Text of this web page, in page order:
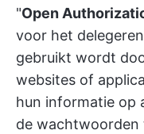
"Open
voor het
gebruikt wordt
websites of
hun informatie op
de wachtwoorden